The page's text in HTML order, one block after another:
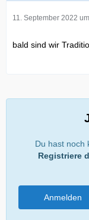
11. September 2022
bald sind wir
Du hast noch
Registriere
Anmelden